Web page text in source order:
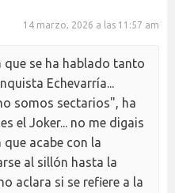
14 marzo, 2026 a las 11:57 am
que se ha hablado tanto
Echevarría...
somos sectarios", ha
el Joker... no me digais
acabe con la
al sillón hasta la
aclara si se refiere a la